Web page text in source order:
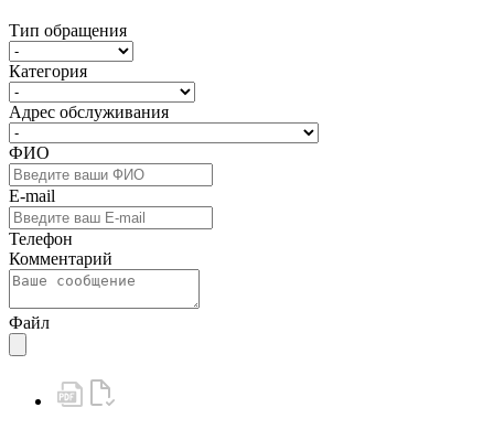
Тип обращения
Категория
Адрес обслуживания
ФИО
E-mail
Телефон
Комментарий
Файл